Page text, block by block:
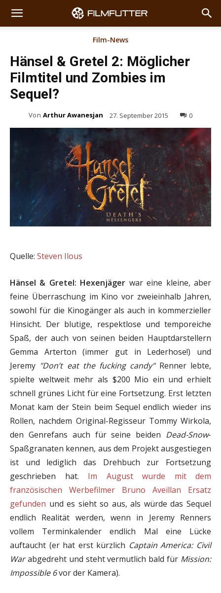
Film-News
Hänsel & Gretel 2: Möglicher
Filmtitel und Zombies im
Sequel?
Von Arthur Awanesjan 27. September 2015 0
Quelle: Steven Ilous
Hänsel & Gretel: Hexenjäger war eine kleine, aber
feine Überraschung im Kino vor zweieinhalb Jahren,
sowohl für die Kinogänger als auch in kommerzieller
Hinsicht. Der blutige, respektlose und temporeiche
Spaß, der auch von seinen beiden Hauptdarstellern
Gemma Arterton (immer gut in Lederhose!) und
Jeremy "Don’t eat the fucking candy"Renner lebte,
spielte weltweit mehr als $200 Mio ein und erhielt
schnell grünes Licht für eine Fortsetzung. Erst letzten
Monat kam der Stein beim Sequel endlich wieder ins
Rollen, nachdem Original-Regisseur Tommy Wirkola,
den Genrefans auch für seine beiden Dead-Snow-
Spaßgranaten kennen, aus dem Projekt ausgestiegen
ist und lediglich das Drehbuch zur Fortsetzung
geschrieben hat. Im August wurde mit dem
französischen Werbefilmer Bruno Aveillan Ersatz
gefunden und es sieht so aus, als würde das Sequel
endlich Realität werden, wenn in Jeremy Renners
vollem Terminkalender endlich Mal eine Lücke
auftaucht (er hat erst kürzlich Captain America: Civil
Warabgedreht und steht vermutlich bald für Mission:
Impossible 6vor der Kamera).